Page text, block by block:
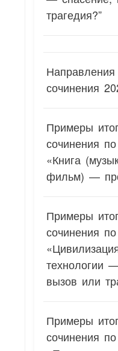
трагедия?”
Направления
сочинения
Примеры
сочинения
«Книга
фильм) —
Примеры
сочинения
технологии
вызов или
Примеры
сочинения